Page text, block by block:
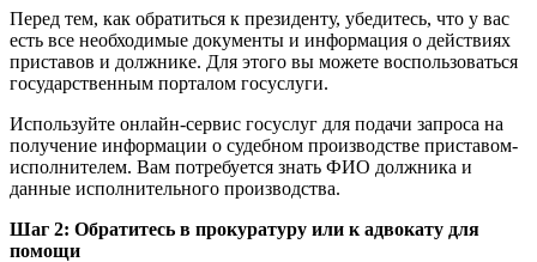
Перед тем, как обратиться к президенту, убедитесь, что у вас
есть все необходимые документы и информация о действиях
приставов и должнике. Для этого вы можете воспользоваться
государственным порталом госуслуги.
Используйте онлайн-сервис госуслуг для подачи запроса на
получение информации о судебном производстве приставом-
исполнителем. Вам потребуется знать ФИО должника и
данные исполнительного производства.
Шаг 2: Обратитесь в прокуратуру или к адвокату для
помощи